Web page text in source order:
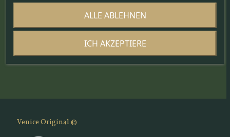
Venice Original ©
ALLE ABLEHNEN
ICH AKZEPTIERE